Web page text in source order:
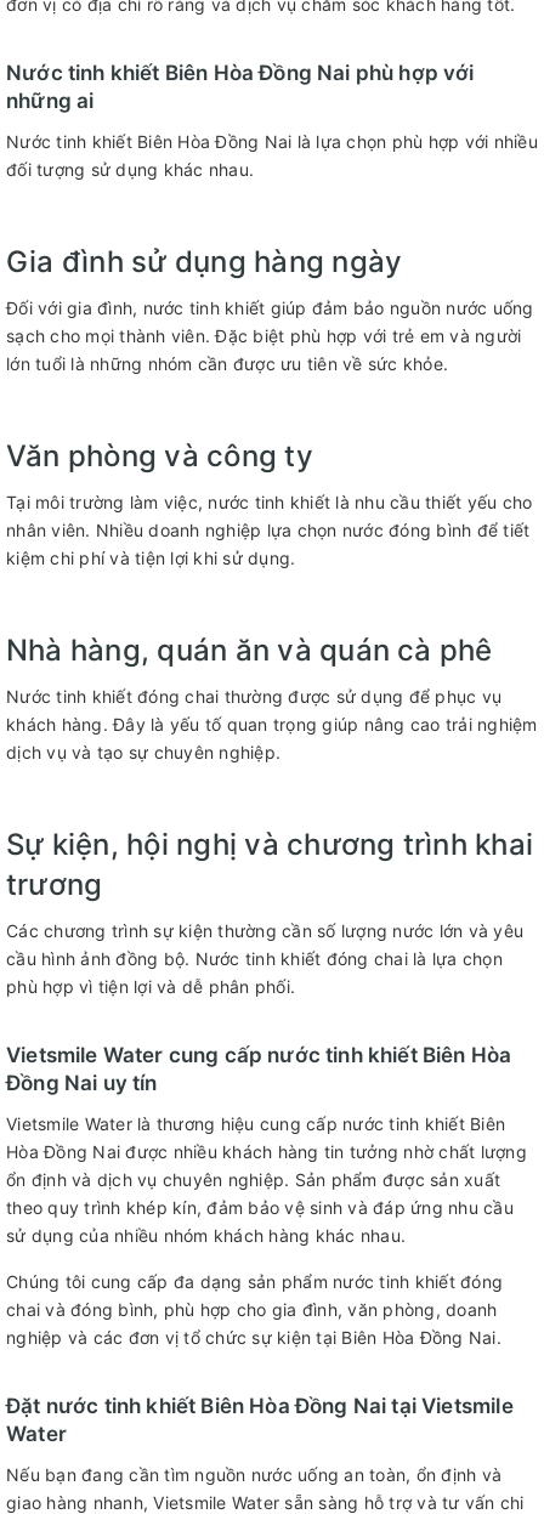
đơn vị có địa chỉ rõ ràng và dịch vụ chăm sóc khách hàng tốt.
Nước tinh khiết Biên Hòa Đồng Nai phù hợp với
những ai
Nước tinh khiết Biên Hòa Đồng Nai là lựa chọn phù hợp với nhiều
đối tượng sử dụng khác nhau.
Gia đình sử dụng hàng ngày
Đối với gia đình, nước tinh khiết giúp đảm bảo nguồn nước uống
sạch cho mọi thành viên. Đặc biệt phù hợp với trẻ em và người
lớn tuổi là những nhóm cần được ưu tiên về sức khỏe.
Văn phòng và công ty
Tại môi trường làm việc, nước tinh khiết là nhu cầu thiết yếu cho
nhân viên. Nhiều doanh nghiệp lựa chọn nước đóng bình để tiết
kiệm chi phí và tiện lợi khi sử dụng.
Nhà hàng, quán ăn và quán cà phê
Nước tinh khiết đóng chai thường được sử dụng để phục vụ
khách hàng. Đây là yếu tố quan trọng giúp nâng cao trải nghiệm
dịch vụ và tạo sự chuyên nghiệp.
Sự kiện, hội nghị và chương trình khai
trương
Các chương trình sự kiện thường cần số lượng nước lớn và yêu
cầu hình ảnh đồng bộ. Nước tinh khiết đóng chai là lựa chọn
phù hợp vì tiện lợi và dễ phân phối.
Vietsmile Water cung cấp nước tinh khiết Biên Hòa
Đồng Nai uy tín
Vietsmile Water là thương hiệu cung cấp nước tinh khiết Biên
Hòa Đồng Nai được nhiều khách hàng tin tưởng nhờ chất lượng
ổn định và dịch vụ chuyên nghiệp. Sản phẩm được sản xuất
theo quy trình khép kín, đảm bảo vệ sinh và đáp ứng nhu cầu
sử dụng của nhiều nhóm khách hàng khác nhau.
Chúng tôi cung cấp đa dạng sản phẩm nước tinh khiết đóng
chai và đóng bình, phù hợp cho gia đình, văn phòng, doanh
nghiệp và các đơn vị tổ chức sự kiện tại Biên Hòa Đồng Nai.
Đặt nước tinh khiết Biên Hòa Đồng Nai tại Vietsmile
Water
Nếu bạn đang cần tìm nguồn nước uống an toàn, ổn định và
giao hàng nhanh, Vietsmile Water sẵn sàng hỗ trợ và tư vấn chi